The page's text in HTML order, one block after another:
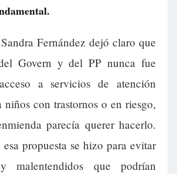
Fernández dejó claro que
Govern y del PP nunca fue
a servicios de atención
niños con trastornos o en riesgo,
parecía querer hacerlo.
propuesta se hizo para evitar
malentendidos que podrían